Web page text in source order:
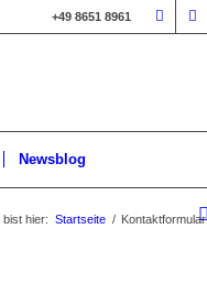
+49 8651 8961
Newsblog
bist hier: Startseite / Kontaktformular